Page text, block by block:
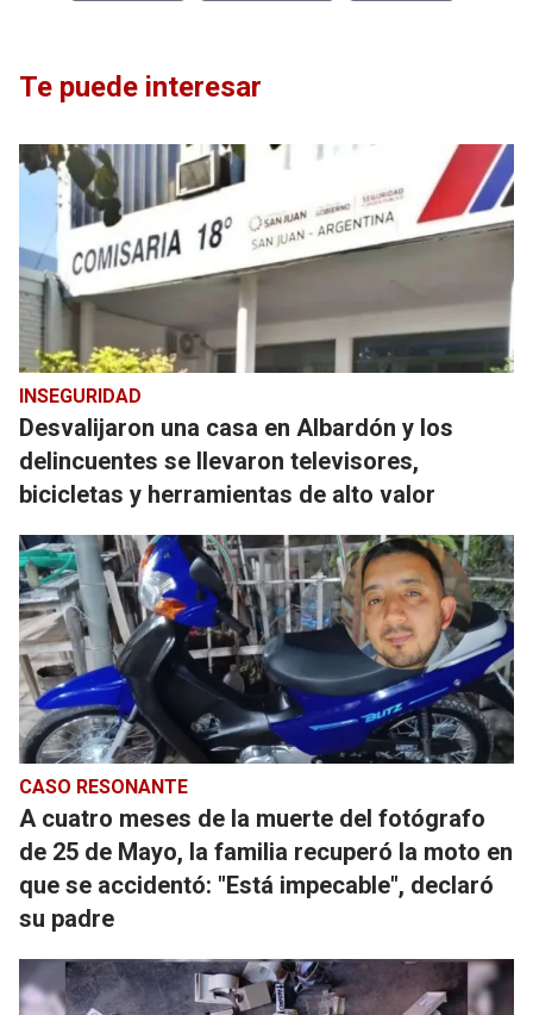
Te puede interesar
INSEGURIDAD
Desvalijaron una casa en Albardón y los
delincuentes se llevaron televisores,
bicicletas y herramientas de alto valor
CASO RESONANTE
A cuatro meses de la muerte del fotógrafo
de 25 de Mayo, la familia recuperó la moto en
que se accidentó: "Está impecable", declaró
su padre